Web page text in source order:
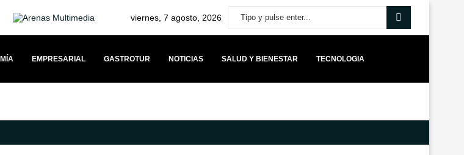
viernes, 7 agosto, 2026
EMPRESARIAL GASTROTUR NOTICIAS SALUD Y BIENESTAR TECNOLOGIA